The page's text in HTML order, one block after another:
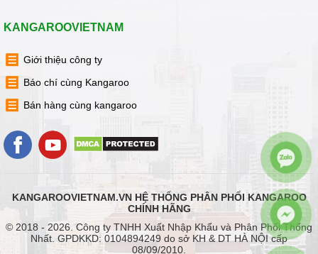
KANGAROOVIETNAM
Giới thiệu công ty
Báo chí cùng Kangaroo
Bán hàng cùng kangaroo
KANGAROOVIETNAM.VN HỆ THỐNG PHÂN PHỐI KANGAROO
CHÍNH HÃNG
© 2018 - 2026. Công ty TNHH Xuất Nhập Khẩu và Phân Phối Thống
Nhất. GPDKKD: 0104894249 do sở KH & DT HÀ NỘI cấp
08/09/2010.